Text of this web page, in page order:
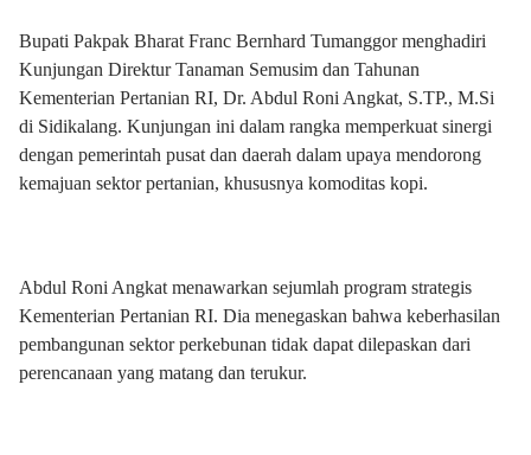
Bupati Pakpak Bharat Franc Bernhard Tumanggor menghadiri
Kunjungan Direktur Tanaman Semusim dan Tahunan
Kementerian Pertanian RI, Dr. Abdul Roni Angkat, S.TP., M.Si
di Sidikalang. Kunjungan ini dalam rangka memperkuat sinergi
dengan pemerintah pusat dan daerah dalam upaya mendorong
kemajuan sektor pertanian, khususnya komoditas kopi.
Abdul Roni Angkat menawarkan sejumlah program strategis
Kementerian Pertanian RI. Dia menegaskan bahwa keberhasilan
pembangunan sektor perkebunan tidak dapat dilepaskan dari
perencanaan yang matang dan terukur.